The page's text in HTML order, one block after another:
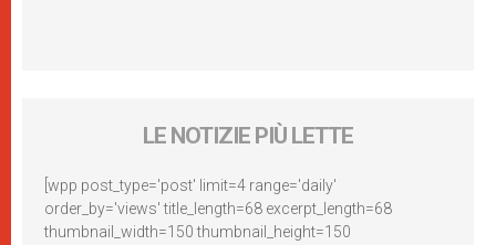
LE NOTIZIE PIÙ LETTE
[wpp post_type='post' limit=4 range='daily'
order_by='views' title_length=68 excerpt_length=68
thumbnail_width=150 thumbnail_height=150